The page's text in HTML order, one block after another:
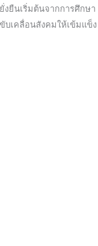
นเริ่มต้นจากการศึกษา
เคลื่อนสังคมให้เข้มแข็ง